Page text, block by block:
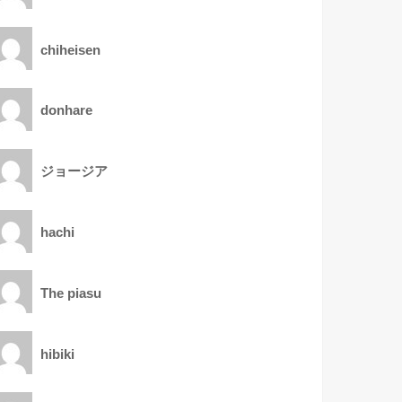
chiheisen
donhare
ジョージア
hachi
The piasu
hibiki